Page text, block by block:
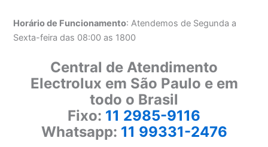
Horário de Funcionamento: Atendemos de Segunda a
Sexta-feira das 08:00 as 1800
Central de Atendimento
Electrolux em São Paulo e em
todo o Brasil
Fixo: 11 2985-9116
Whatsapp: 11 99331-2476